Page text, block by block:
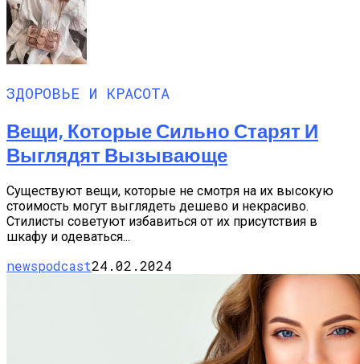
ЗДОРОВЬЕ И КРАСОТА
Вещи, Которые Сильно Старят И
Выглядят Вызывающе
Существуют вещи, которые не смотря на их высокую
стоимость могут выглядеть дешево и некрасиво.
Стилисты советуют избавиться от их присутствия в
шкафу и одеваться...
newspodcast24.02.2024